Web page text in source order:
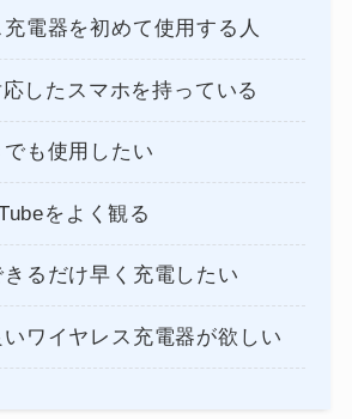
電器を初めて使用する人
したスマホを持っている
も使用したい
をよく観る
るだけ早く充電したい
いワイヤレス充電器が欲しい